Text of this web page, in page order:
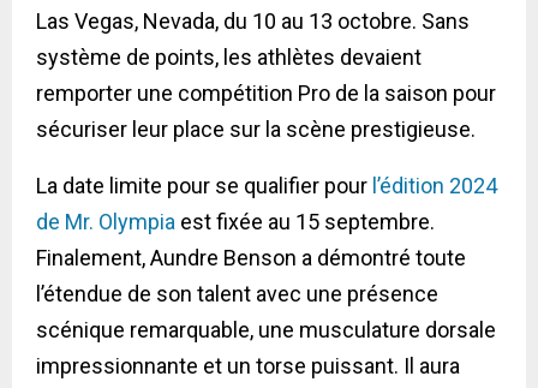
Las Vegas, Nevada, du 10 au 13 octobre. Sans
système de points, les athlètes devaient
remporter une compétition Pro de la saison pour
sécuriser leur place sur la scène prestigieuse.
La date limite pour se qualifier pour l’édition 2024
de Mr. Olympia est fixée au 15 septembre.
Finalement, Aundre Benson a démontré toute
l’étendue de son talent avec une présence
scénique remarquable, une musculature dorsale
impressionnante et un torse puissant. Il aura